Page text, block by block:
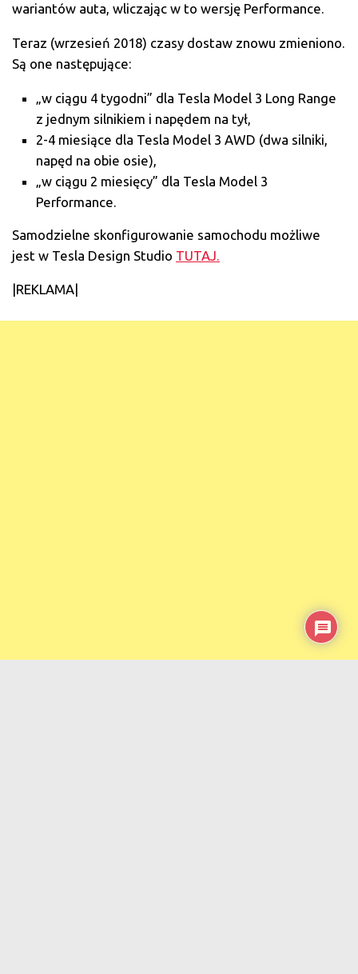
wariantów auta, wliczając w to wersję Performance.
Teraz (wrzesień 2018) czasy dostaw znowu zmieniono.
Są one następujące:
„w ciągu 4 tygodni” dla Tesla Model 3 Long Range
z jednym silnikiem i napędem na tył,
2-4 miesiące dla Tesla Model 3 AWD (dwa silniki,
napęd na obie osie),
„w ciągu 2 miesięcy” dla Tesla Model 3
Performance.
Samodzielne skonfigurowanie samochodu możliwe
jest w Tesla Design Studio TUTAJ.
|REKLAMA|